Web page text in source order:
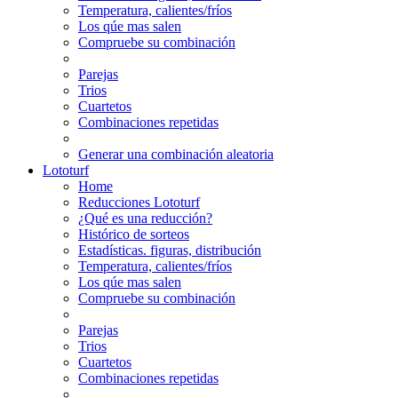
Temperatura, calientes/fríos
Los qúe mas salen
Compruebe su combinación
Parejas
Trios
Cuartetos
Combinaciones repetidas
Generar una combinación aleatoria
Lototurf
Home
Reducciones Lototurf
¿Qué es una reducción?
Histórico de sorteos
Estadísticas. figuras, distribución
Temperatura, calientes/fríos
Los qúe mas salen
Compruebe su combinación
Parejas
Trios
Cuartetos
Combinaciones repetidas